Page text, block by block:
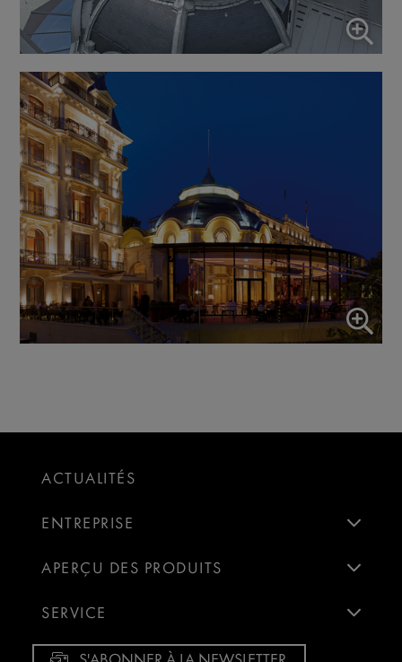
ACTUALITÉS
ENTREPRISE
APERÇU DES PRODUITS
SERVICE